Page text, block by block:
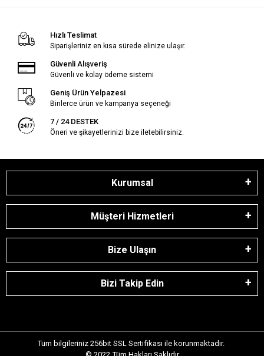
Hızlı Teslimat
Siparişleriniz en kısa sürede elinize ulaşır.
Güvenli Alışveriş
Güvenli ve kolay ödeme sistemi
Geniş Ürün Yelpazesi
Binlerce ürün ve kampanya seçeneği
7 / 24 DESTEK
Öneri ve şikayetlerinizi bize iletebilirsiniz.
Kurumsal
Müşteri Hizmetleri
Bize Ulaşın
Bizi Takip Edin
Tüm bilgileriniz 256bit SSL Sertifikası ile korunmaktadır.